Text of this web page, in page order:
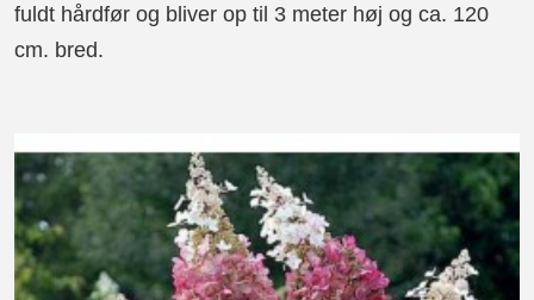
fuldt hårdfør og bliver op til 3 meter høj og ca. 120
cm. bred.